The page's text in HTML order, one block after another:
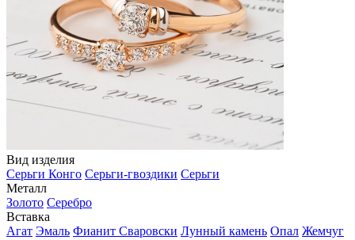
Вид изделия
Серьги Конго Серьги-гвоздики Серьги
Металл
Золото Серебро
Вставка
Агат Эмаль Фианит Сваровски Лунный камень Опал Жемчуг